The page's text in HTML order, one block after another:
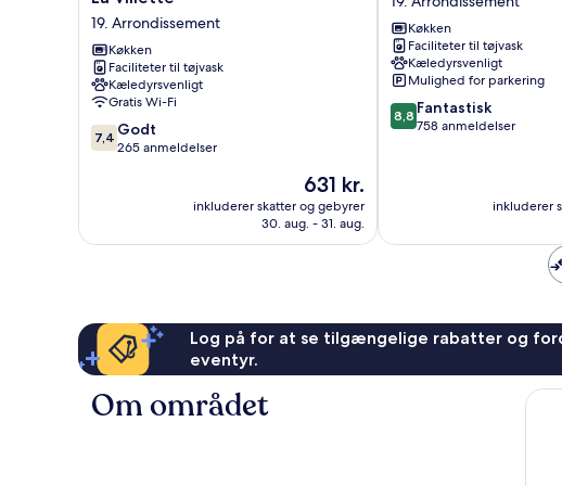
Paris
La
Villette
19.
Arrondissement
19. Arrondissement
Køkken
Faciliteter til tøjvask
Kæledyrsvenligt
Gratis Wi-Fi
7.4
ud
anmeldelser
7,4 Godt
265 anmeldelser
Prisen
er
631 kr.
631 kr.
inkluderer skatter og gebyrer
30. aug. - 31. aug.
Rosa
Parks
19.
Arrondissement
Køkken
Faciliteter til tøjvask
Kæledyrsvenligt
Mulighed for parkering
8.8
ud
8,8 Fantastisk
758 anmeldelser
inkluderer
Log på for at se tilgængelige rabatter og
eventyr.
Om området